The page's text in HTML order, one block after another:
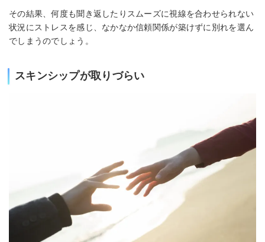
その結果、何度も聞き返したりスムーズに視線を合わせられない
状況にストレスを感じ、なかなか信頼関係が築けずに別れを選ん
でしまうのでしょう。
スキンシップが取りづらい